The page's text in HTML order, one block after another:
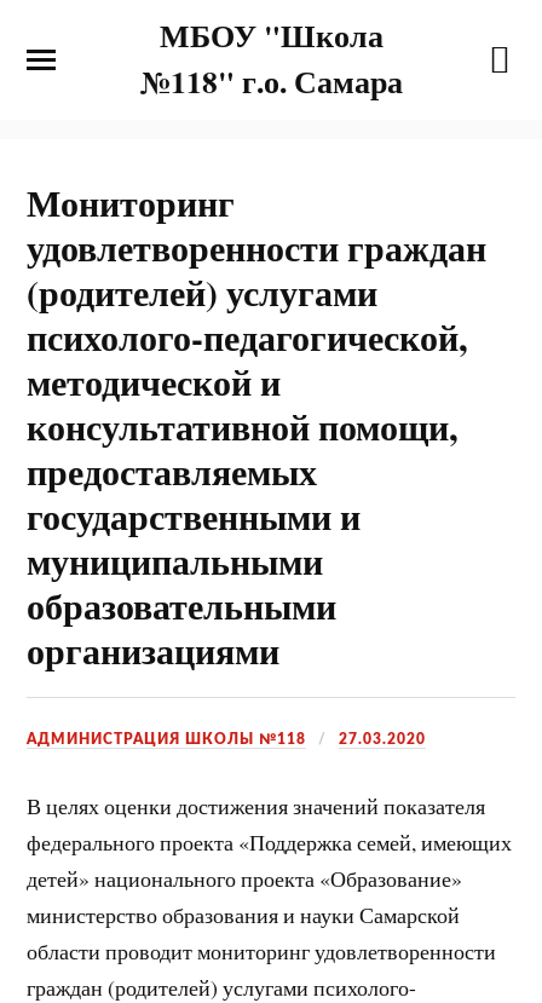
МБОУ "Школа
№118" г.о. Самара
Мониторинг
удовлетворенности граждан
(родителей) услугами
психолого-педагогической,
методической и
консультативной помощи,
предоставляемых
государственными и
муниципальными
образовательными
организациями
АДМИНИСТРАЦИЯ ШКОЛЫ №118 27.03.2020
В целях оценки достижения значений показателя
федерального проекта «Поддержка семей, имеющих
детей» национального проекта «Образование»
министерство образования и науки Самарской
области проводит мониторинг удовлетворенности
граждан (родителей) услугами психолого-